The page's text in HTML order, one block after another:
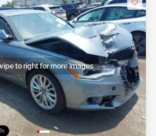
to right for more images